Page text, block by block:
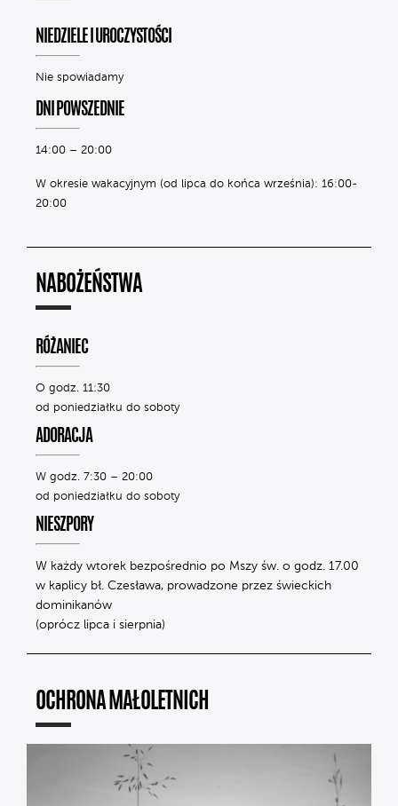
NIEDZIELE I UROCZYSTOŚCI
Nie spowiadamy
DNI POWSZEDNIE
14:00 – 20:00
W okresie wakacyjnym (od lipca do końca września): 16:00-
20:00
NABOŻEŃSTWA
RÓŻANIEC
O godz. 11:30
od poniedziałku do soboty
ADORACJA
W godz. 7:30 – 20:00
od poniedziałku do soboty
NIESZPORY
W każdy wtorek bezpośrednio po Mszy św. o godz. 17.00
w kaplicy bł. Czesława, prowadzone przez świeckich
dominikanów
(oprócz lipca i sierpnia)
OCHRONA MAŁOLETNICH